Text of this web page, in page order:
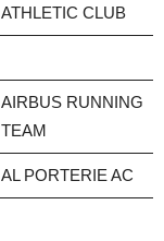
ATHLETIC CLUB
AIRBUS RUNNING
TEAM
AL PORTERIE AC